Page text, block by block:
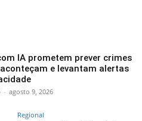
IA prometem prever crimes
e levantam alertas
- agosto 9, 2026
Regional